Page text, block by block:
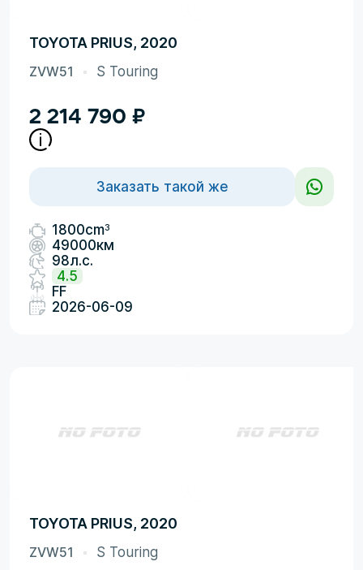
TOYOTA PRIUS, 2020
ZVW51 S Touring
2 214 790 ₽
Заказать такой же
1800cm3
49000км
98л.с.
4.5
FF
2026-06-09
TOYOTA PRIUS, 2020
ZVW51 S Touring